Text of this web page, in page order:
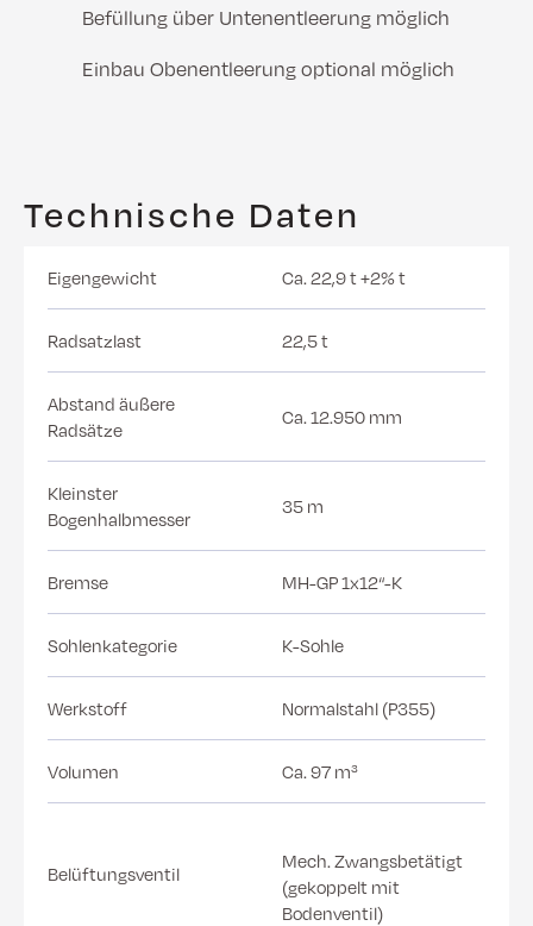
Befüllung über Untenentleerung möglich
Einbau Obenentleerung optional möglich
Technische Daten
Eigengewicht Ca. 22,9 t +2% t
Radsatzlast 22,5 t
Abstand äußere
Radsätze
Ca. 12.950 mm
Kleinster
Bogenhalbmesser
35 m
Bremse MH-GP 1x12“-K
Sohlenkategorie K-Sohle
Werkstoff Normalstahl (P355)
Volumen Ca. 97 m³
Belüftungsventil
Mech. Zwangsbetätigt
(gekoppelt mit
Bodenventil)